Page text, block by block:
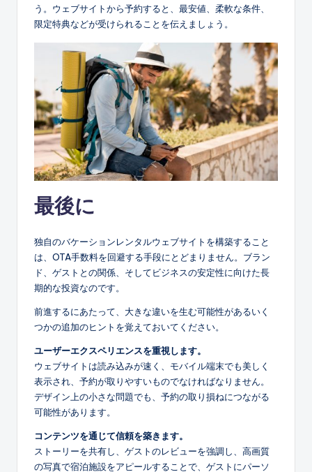
う。ウェブサイトから予約すると、最安値、柔軟な条件、
限定特典などが受けられることを伝えましょう。
最後に
独自のバケーションレンタルウェブサイトを構築すること
は、OTA手数料を回避する手段にとどまりません。ブラン
ド、ゲストとの関係、そしてビジネスの安定性に向けた長
期的な投資なのです。
前進するにあたって、大きな違いを生む可能性があるいく
つかの追加のヒントを覚えておいてください。
ユーザーエクスペリエンスを重視します。
ウェブサイトは読み込みが速く、モバイル端末でも美しく
表示され、予約が取りやすいものでなければなりません。
デザイン上の小さな問題でも、予約の取り損ねにつながる
可能性があります。
コンテンツを通じて信頼を築きます。
ストーリーを共有し、ゲストのレビューを強調し、高画質
の写真で宿泊施設をアピールすることで、ゲストにパーソ